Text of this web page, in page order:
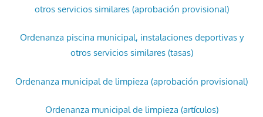
otros servicios similares (aprobación provisional)
Ordenanza piscina municipal, instalaciones deportivas y
otros servicios similares (tasas)
Ordenanza municipal de limpieza (aprobación provisional)
Ordenanza municipal de limpieza (artículos)